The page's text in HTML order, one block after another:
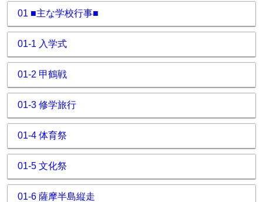
01 ■主な学校行事■
01-1 入学式
01-2 甲鶴戦
01-3 修学旅行
01-4 体育祭
01-5 文化祭
01-6 薩摩半島縦走